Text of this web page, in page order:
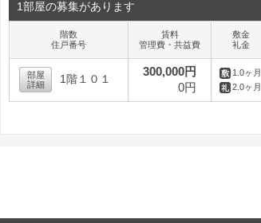
1部屋の募集があります
階数
住戸番号
賃料
管理費・共益費
敷金
礼金
部屋
詳細
1階１０１
300,000円
0円
1.0ヶ月
2.0ヶ月